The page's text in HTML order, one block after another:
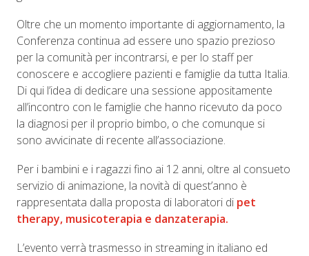
Oltre che un momento importante di aggiornamento, la
Conferenza continua ad essere uno spazio prezioso
per la comunità per incontrarsi, e per lo staff per
conoscere e accogliere pazienti e famiglie da tutta Italia.
Di qui l’idea di dedicare una sessione appositamente
all’incontro con le famiglie che hanno ricevuto da poco
la diagnosi per il proprio bimbo, o che comunque si
sono avvicinate di recente all’associazione.
Per i bambini e i ragazzi fino ai 12 anni, oltre al consueto
servizio di animazione, la novità di quest’anno è
rappresentata dalla proposta di laboratori di pet
therapy, musicoterapia e danzaterapia.
L’evento verrà trasmesso in streaming in italiano ed